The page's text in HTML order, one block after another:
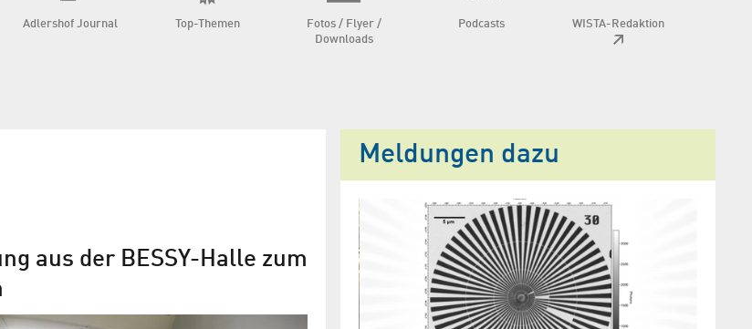
Adlershof Journal Top-Themen
Fotos / Flyer /
Downloads
Podcasts WISTA-Redaktion
aus der BESSY-Halle zum
Meldungen dazu